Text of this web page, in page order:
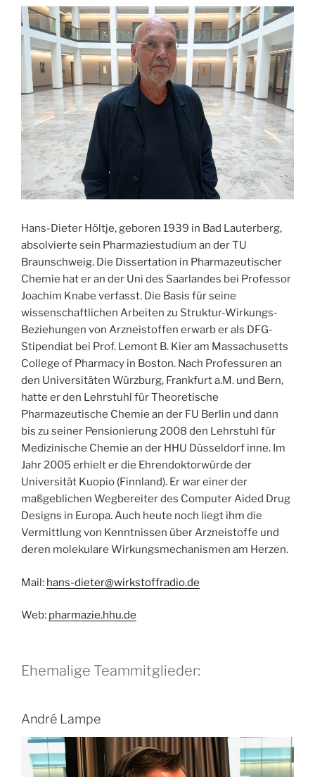
Hans-Dieter Höltje, geboren 1939 in Bad Lauterberg,
absolvierte sein Pharmaziestudium an der TU
Braunschweig. Die Dissertation in Pharmazeutischer
Chemie hat er an der Uni des Saarlandes bei Professor
Joachim Knabe verfasst. Die Basis für seine
wissenschaftlichen Arbeiten zu Struktur-Wirkungs-
Beziehungen von Arzneistoffen erwarb er als DFG-
Stipendiat bei Prof. Lemont B. Kier am Massachusetts
College of Pharmacy in Boston. Nach Professuren an
den Universitäten Würzburg, Frankfurt a.M. und Bern,
hatte er den Lehrstuhl für Theoretische
Pharmazeutische Chemie an der FU Berlin und dann
bis zu seiner Pensionierung 2008 den Lehrstuhl für
Medizinische Chemie an der HHU Düsseldorf inne. Im
Jahr 2005 erhielt er die Ehrendoktorwürde der
Universität Kuopio (Finnland). Er war einer der
maßgeblichen Wegbereiter des Computer Aided Drug
Designs in Europa. Auch heute noch liegt ihm die
Vermittlung von Kenntnissen über Arzneistoffe und
deren molekulare Wirkungsmechanismen am Herzen.
Mail: hans-dieter@wirkstoffradio.de
Web: pharmazie.hhu.de
Ehemalige Teammitglieder:
André Lampe